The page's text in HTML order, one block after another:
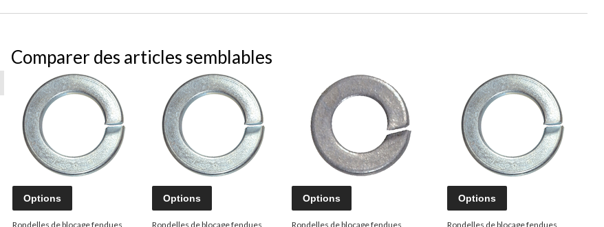
Comparer des articles semblables
Options
Rondelles de blocage fendues
Options
Rondelles de blocage fendues
Options
Rondelles de blocage fendues
Options
Rondelles de blocage fendues